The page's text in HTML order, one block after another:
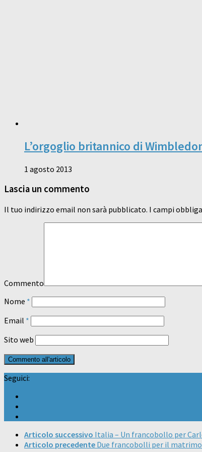
L’orgoglio britannico di
1 agosto 2013
Lascia un commento
Il tuo indirizzo email non sarà pubblicato. I campi
Commento
Nome *
Email *
Sito web
Seguici:
Articolo successivo Italia – Un francobollo per
Articolo precedente Due francobolli per il